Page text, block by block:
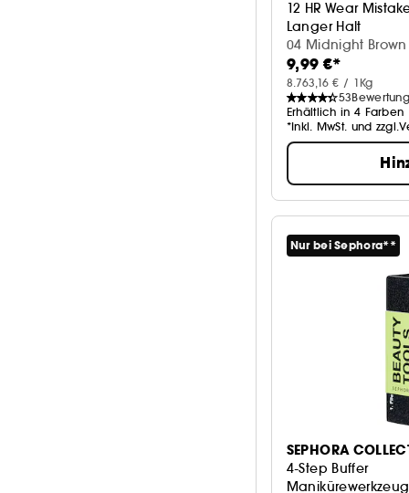
12 HR Wear
Langer Halt
04 Midnight Brown
9,99 €*
8.763,16 € / 1Kg
53
Erhältlich in 4 Farben
*Inkl. MwSt. und
Nur bei Sephora**
SEPHORA
4-Step Buffer
Manikürewerkzeug